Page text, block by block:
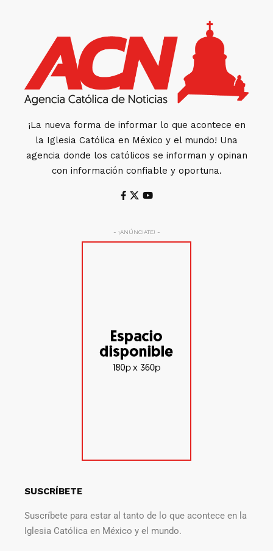
¡La nueva forma de informar lo que acontece en
la Iglesia Católica en México y el mundo! Una
agencia donde los católicos se informan y opinan
con información confiable y oportuna.
- ¡ANÚNCIATE! -
SUSCRÍBETE
Suscríbete para estar al tanto de lo que acontece en la
Iglesia Católica en México y el mundo.